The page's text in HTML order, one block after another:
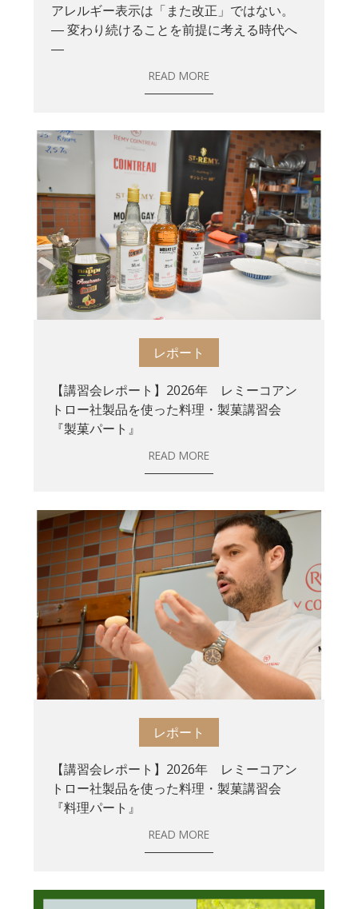
アレルギー表示は「また改正」ではない。
― 変わり続けることを前提に考える時代へ
―
READ MORE
レポート
【講習会レポート】2026年 レミーコアン
トロー社製品を使った料理・製菓講習会
『製菓パート』
READ MORE
レポート
【講習会レポート】2026年 レミーコアン
トロー社製品を使った料理・製菓講習会
『料理パート』
READ MORE